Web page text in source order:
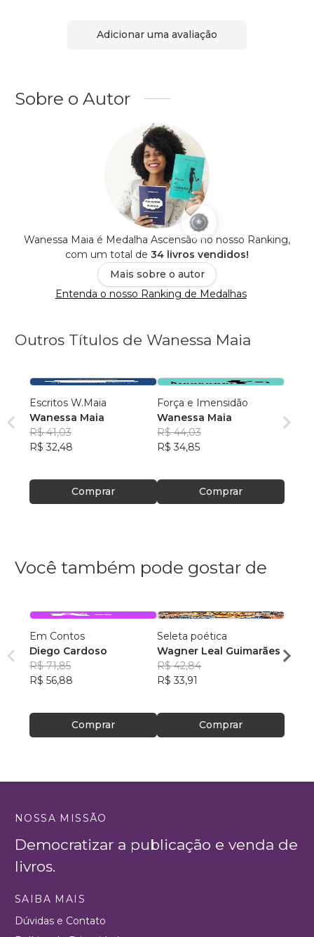
Adicionar uma avaliação
Sobre o Autor
Wanessa Maia é Medalha Ascensão no nosso Ranking,
com um total de 34 livros vendidos!
Mais sobre o autor
Entenda o nosso Ranking de Medalhas
Outros Títulos de Wanessa Maia
Escritos W.Maia
Wanessa Maia
R$ 41,03
R$ 32,48
Comprar
Força e Imensidão
Wanessa Maia
R$ 44,03
R$ 34,85
Comprar
Você também pode gostar de
Em Contos
Diego Cardoso
R$ 71,85
R$ 56,88
Comprar
Seleta poética
Wagner Leal Guimarães
R$ 42,84
R$ 33,91
Comprar
R$
NOSSA MISSÃO
Democratizar a publicação e venda de
livros.
SAIBA MAIS
Dúvidas e Contato